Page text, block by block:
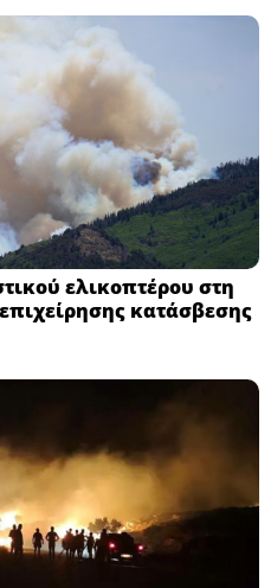
ελικοπτέρου στη
κατάσβεσης